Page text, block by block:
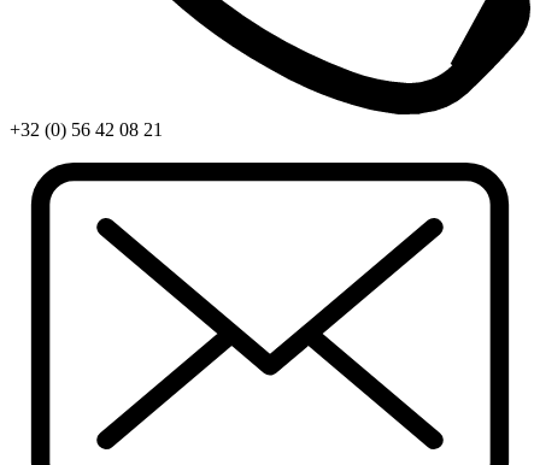
+32 (0) 56 42 08 21